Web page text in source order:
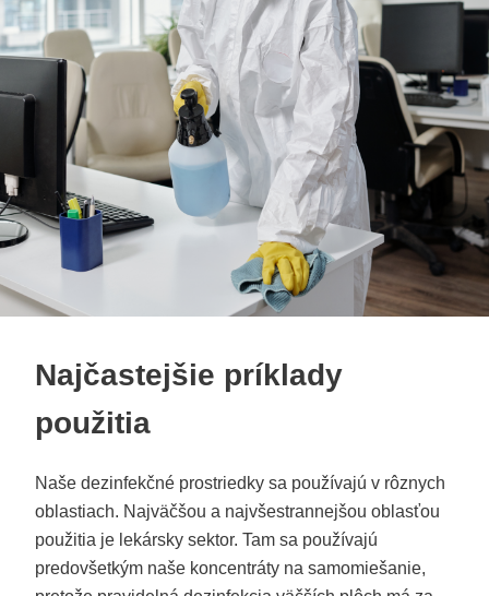
Najčastejšie príklady
použitia
Naše dezinfekčné prostriedky sa používajú v rôznych
oblastiach. Najväčšou a najvšestrannejšou oblasťou
použitia je lekársky sektor. Tam sa používajú
predovšetkým naše koncentráty na samomiešanie,